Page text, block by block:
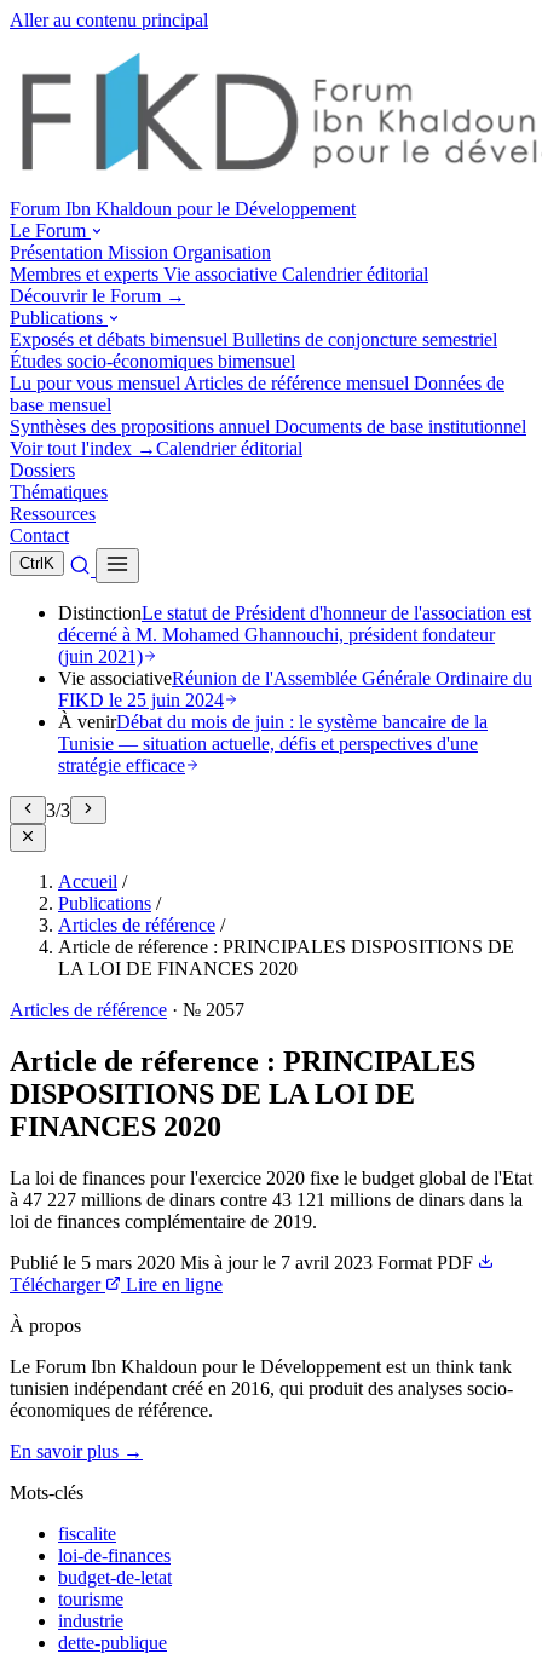
Aller au contenu principal
Forum Ibn Khaldoun pour le Développement
Le Forum
Présentation Mission Organisation
Membres et experts Vie associative Calendrier éditorial
Découvrir le Forum →
Publications
Exposés et débats bimensuel Bulletins de conjoncture semestriel
Études socio-économiques bimensuel
Lu pour vous mensuel Articles de référence mensuel Données de
base mensuel
Synthèses des propositions annuel Documents de base institutionnel
Voir tout l'index →Calendrier éditorial
Dossiers
Thématiques
Ressources
Contact
Ctrl K
DistinctionLe statut de Président d'honneur de l'association est
décerné à M. Mohamed Ghannouchi, président fondateur
(juin 2021)
Vie associativeRéunion de l'Assemblée Générale Ordinaire du
FIKD le 25 juin 2024
À venirDébat du mois de juin : le système bancaire de la
Tunisie — situation actuelle, défis et perspectives d'une
stratégie efficace
3/3
Accueil /
Publications /
Articles de référence /
Article de réference : PRINCIPALES DISPOSITIONS DE
LA LOI DE FINANCES 2020
Articles de référence · № 2057
Article de réference : PRINCIPALES
DISPOSITIONS DE LA LOI DE
FINANCES 2020
La loi de finances pour l'exercice 2020 fixe le budget global de l'Etat
à 47 227 millions de dinars contre 43 121 millions de dinars dans la
loi de finances complémentaire de 2019.
Publié le 5 mars 2020 Mis à jour le 7 avril 2023 Format PDF
Télécharger
Lire en ligne
À propos
Le Forum Ibn Khaldoun pour le Développement est un think tank
tunisien indépendant créé en 2016, qui produit des analyses socio-
économiques de référence.
En savoir plus →
Mots-clés
fiscalite
loi-de-finances
budget-de-letat
tourisme
industrie
dette-publique